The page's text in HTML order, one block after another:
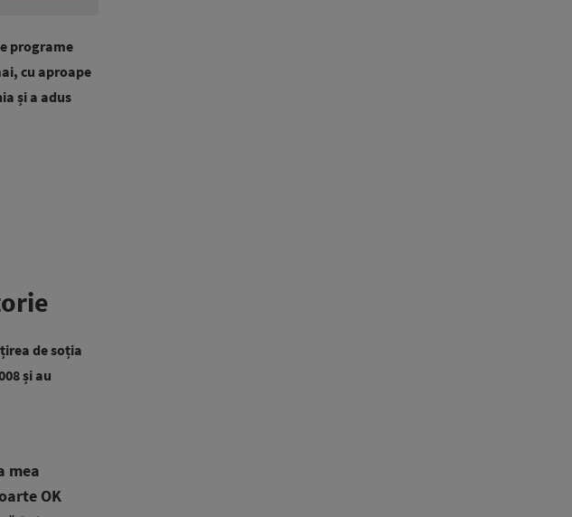
programe
cu aproape
și a adus
de soția
și au
mea
OK